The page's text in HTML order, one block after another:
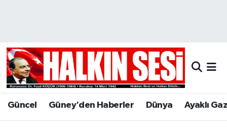
Güncel Güney'den Haberler Dünya Ayaklı
Hava Durumu
Trafik Durumu